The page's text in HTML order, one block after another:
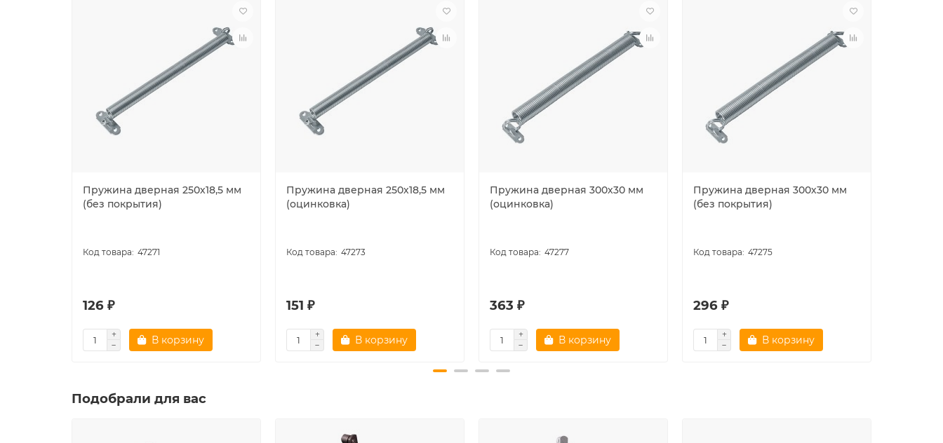
Пружина дверная 250х18,5 мм
(без покрытия)
47271
126 ₽
В корзину
Пружина дверная 250х18,5 мм
(оцинковка)
47273
151 ₽
В корзину
Пружина дверная 300х30 мм
(оцинковка)
47277
363 ₽
В корзину
Пружина дверная 300х30 мм
(без покрытия)
47275
296 ₽
В корзину
Подобрали для вас